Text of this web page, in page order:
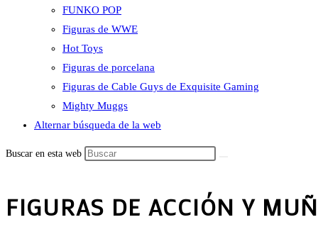
FUNKO POP
Figuras de WWE
Hot Toys
Figuras de porcelana
Figuras de Cable Guys de Exquisite Gaming
Mighty Muggs
Alternar búsqueda de la web
Buscar en esta web
FIGURAS DE ACCIÓN Y